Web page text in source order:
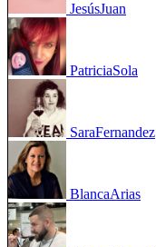
JesúsJuan
PatriciaSola
SaraFernandez
BlancaArias